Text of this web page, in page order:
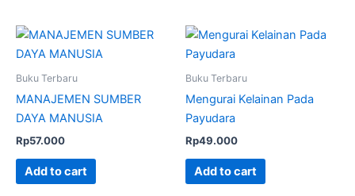
Buku Terbaru
MANAJEMEN SUMBER
DAYA MANUSIA
Rp57.000
Add to cart
Buku Terbaru
Mengurai Kelainan Pada
Payudara
Rp49.000
Add to cart